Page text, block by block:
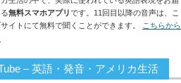
無料スマホアプリです。11回目以降の音声は、こ
イトにて無料で聞くことができます。
こちらから
– 英語・発音・アメリカ生活